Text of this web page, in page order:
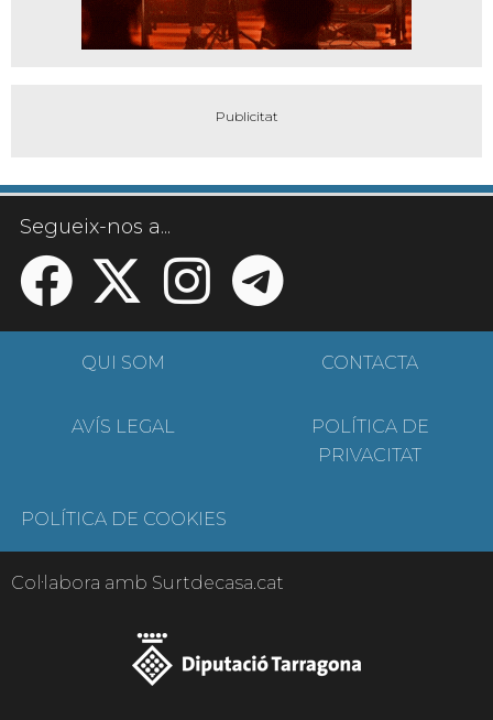
Segueix-nos a...
QUI SOM CONTACTA
AVÍS LEGAL
POLÍTICA DE
PRIVACITAT
POLÍTICA DE COOKIES
Col·labora amb Surtdecasa.cat